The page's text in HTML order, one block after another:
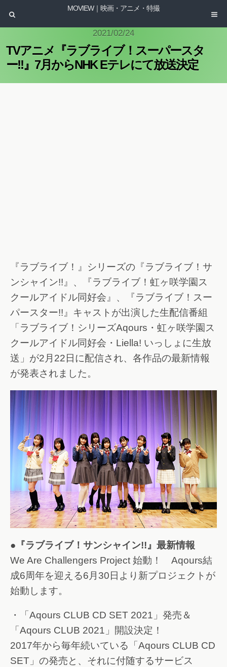
MOVIEW｜映画・アニメ・特撮
2021/02/24
TVアニメ『ラブライブ！スーパースタ
ー!!』7月からNHK Eテレにて放送決定
『ラブライブ！』シリーズの『ラブライブ！サ
ンシャイン!!』、『ラブライブ！虹ヶ咲学園ス
クールアイドル同好会』、『ラブライブ！スー
パースター!!』キャストが出演した生配信番組
「ラブライブ！シリーズAqours・虹ヶ咲学園ス
クールアイドル同好会・Liella! いっしょに生放
送」が2月22日に配信され、各作品の最新情報
が発表されました。
●『ラブライブ！サンシャイン!!』最新情報
We Are Challengers Project 始動！ Aqours結
成6周年を迎える6月30日より新プロジェクトが
始動します。
・「Aqours CLUB CD SET 2021」発売＆
「Aqours CLUB 2021」開設決定！
2017年から毎年続いている「Aqours CLUB CD
SET」の発売と、それに付随するサービス